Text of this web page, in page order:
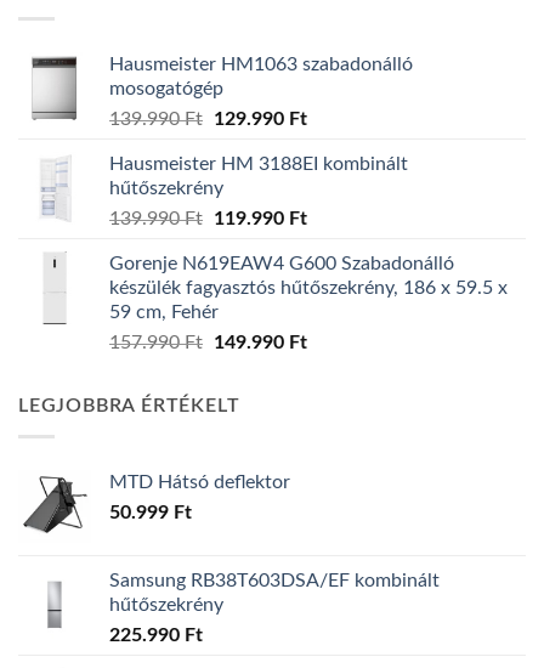
Hausmeister HM1063 szabadonálló
mosogatógép
139.990Ft
Original
was:
139.990 Ft.
129.990 FtCurrent
is:
Hausmeister HM 3188EI kombinált
hűtőszekrény
139.990Ft
Original
was:
139.990 Ft.
119.990 FtCurrent
is:
119.990 Ft.
Gorenje N619EAW4 G600 Szabadonálló
készülék fagyasztós hűtőszekrény, 186 x 59.5 x
59 cm, Fehér
157.990Ft
Original
157.990 Ft.
149.990 FtCurrent
LEGJOBBRA ÉRTÉKELT
MTD Hátsó deflektor
50.999 Ft
Samsung RB38T603DSA/EF kombinált
hűtőszekrény
225.990 Ft